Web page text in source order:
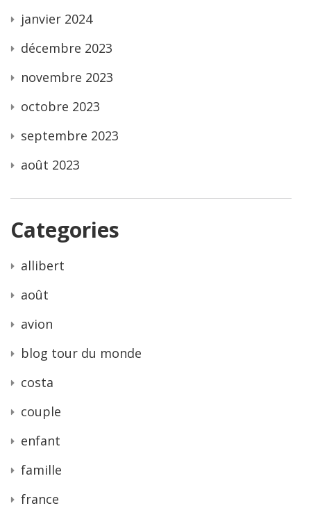
janvier 2024
décembre 2023
novembre 2023
octobre 2023
septembre 2023
août 2023
Categories
allibert
août
avion
blog tour du monde
costa
couple
enfant
famille
france